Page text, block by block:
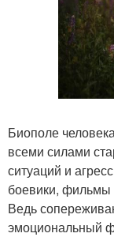
Биополе
всеми силами
ситуаций и
боевики, фильмы
Ведь
эмоциональный